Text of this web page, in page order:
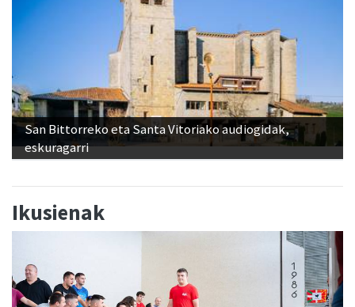
San Bittorreko eta Santa Vitoriako audiogidak,
eskuragarri
Ikusienak